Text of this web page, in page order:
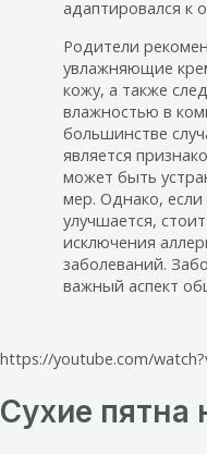
адаптировался к
Родители
увлажняющие
кожу, а также
влажностью в
большинстве
является
может быть
мер. Однако,
улучшается,
исключения
заболеваний.
важный аспект
https://youtube.com/
Сухие